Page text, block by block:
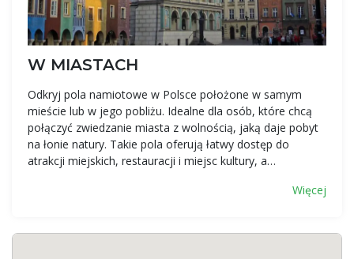
W MIASTACH
Odkryj pola namiotowe w Polsce położone w samym
mieście lub w jego pobliżu. Idealne dla osób, które chcą
połączyć zwiedzanie miasta z wolnością, jaką daje pobyt
na łonie natury. Takie pola oferują łatwy dostęp do
atrakcji miejskich, restauracji i miejsc kultury, a…
Więcej